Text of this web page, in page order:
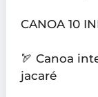
CANOA 10
🏹 Canoa
jacaré